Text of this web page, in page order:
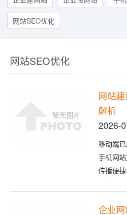
网站SEO优化
网站SEO优化
网站
解析
2026-
移动端
手机网
传播便
核心支
企业